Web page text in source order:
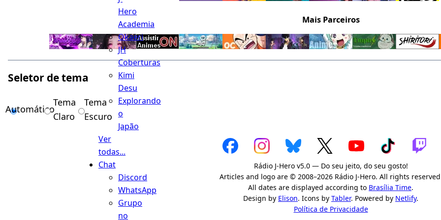
Hero
Academia
Okaeri
JH
Coberturas
Kimi
Desu
Explorando
o
Japão
Ver
todas...
Chat
Discord
WhatsApp
Grupo
no
Mais Parceiros
Seletor de tema
Automático
Tema
Claro
Tema
Escuro
Rádio J-Hero v5.0 — Do seu jeito, do seu gosto!
Articles and logo are © 2008–2026 Rádio J-Hero. All rights
All dates are displayed according to Brasília Time.
Design by Elison. Icons by Tabler. Powered by Netlify.
Política de Privacidade